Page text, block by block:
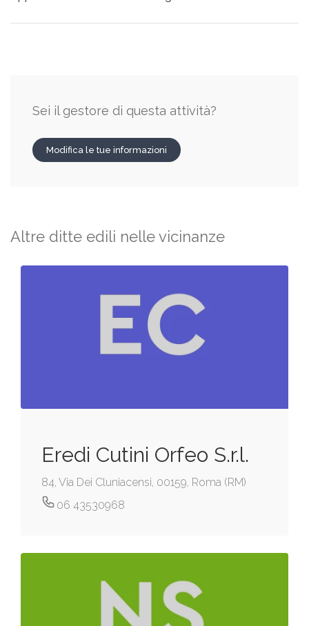
Sei il gestore di questa attività?
Modifica le tue informazioni
Altre ditte edili nelle vicinanze
Eredi Cutini Orfeo S.r.l.
84, Via Dei Cluniacensi, 00159, Roma (RM)
06 43530968